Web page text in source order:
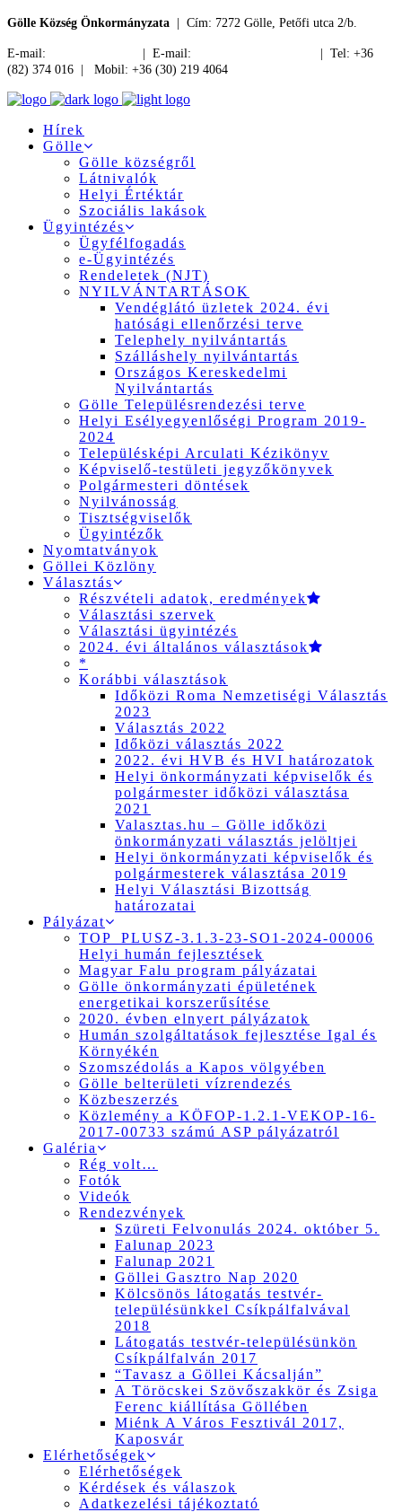
Gölle Község Önkormányzata | Cím: 7272 Gölle, Petőfi utca 2/b.
E-mail: | E-mail:
| Tel: +36
(82) 374 016 | Mobil: +36 (30) 219 4064
Hírek
Gölle
Gölle községről
Látnivalók
Helyi Értéktár
Szociális lakások
Ügyintézés
Ügyfélfogadás
e-Ügyintézés
Rendeletek (NJT)
NYILVÁNTARTÁSOK
Vendéglátó üzletek 2024. évi
hatósági ellenőrzési terve
Telephely nyilvántartás
Szálláshely nyilvántartás
Országos Kereskedelmi
Nyilvántartás
Gölle Településrendezési terve
Helyi Esélyegyenlőségi Program 2019-
2024
Településképi Arculati Kézikönyv
Képviselő-testületi jegyzőkönyvek
Polgármesteri döntések
Nyilvánosság
Tisztségviselők
Ügyintézők
Nyomtatványok
Göllei Közlöny
Választás
Részvételi adatok, eredmények
Választási szervek
Választási ügyintézés
2024. évi általános választások
*
Korábbi választások
Időközi Roma Nemzetiségi Választás
2023
Választás 2022
Időközi választás 2022
2022. évi HVB és HVI határozatok
Helyi önkormányzati képviselők és
polgármester időközi választása
2021
Valasztas.hu – Gölle időközi
önkormányzati választás jelöltjei
Helyi önkormányzati képviselők és
polgármesterek választása 2019
Helyi Választási Bizottság
határozatai
Pályázat
TOP_PLUSZ-3.1.3-23-SO1-2024-00006
Helyi humán fejlesztések
Magyar Falu program pályázatai
Gölle önkormányzati épületének
energetikai korszerűsítése
2020. évben elnyert pályázatok
Humán szolgáltatások fejlesztése Igal és
Környékén
Szomszédolás a Kapos völgyében
Gölle belterületi vízrendezés
Közbeszerzés
Közlemény a KÖFOP-1.2.1-VEKOP-16-
2017-00733 számú ASP pályázatról
Galéria
Rég volt…
Fotók
Videók
Rendezvények
Szüreti Felvonulás 2024. október 5.
Falunap 2023
Falunap 2021
Göllei Gasztro Nap 2020
Kölcsönös látogatás testvér-
településünkkel Csíkpálfalvával
2018
Látogatás testvér-településünkön
Csíkpálfalván 2017
“Tavasz a Göllei Kácsalján”
A Töröcskei Szövőszakkör és Zsiga
Ferenc kiállítása Göllében
Miénk A Város Fesztivál 2017,
Kaposvár
Elérhetőségek
Elérhetőségek
Kérdések és válaszok
Adatkezelési tájékoztató